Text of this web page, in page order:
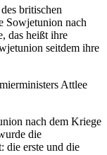
britischen
Sowjetunion nach
das heißt ihre
seitdem ihre
Attlee
nach dem Kriege
die
die erste und die